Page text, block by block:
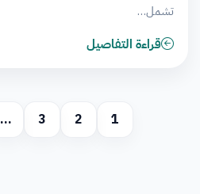
تشمل…
قراءة التفاصيل
1
2
3
…